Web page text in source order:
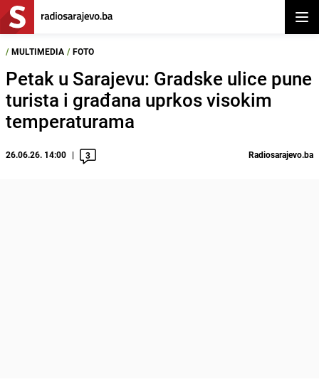
/ MULTIMEDIA / FOTO
Petak u Sarajevu: Gradske ulice pune
turista i građana uprkos visokim
temperaturama
26.06.26. 14:00 3 Radiosarajevo.ba